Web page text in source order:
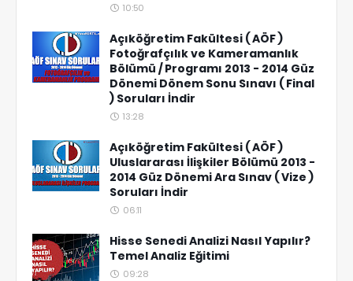
10:50
Açıköğretim Fakültesi ( AÖF )
Fotoğrafçılık ve Kameramanlık
Bölümü / Programı 2013 - 2014 Güz
Dönemi Dönem Sonu Sınavı ( Final
) Soruları İndir
13:28
Açıköğretim Fakültesi ( AÖF )
Uluslararası İlişkiler Bölümü 2013 -
2014 Güz Dönemi Ara Sınav ( Vize )
Soruları İndir
06:11
Hisse Senedi Analizi Nasıl Yapılır?
Temel Analiz Eğitimi
09:28